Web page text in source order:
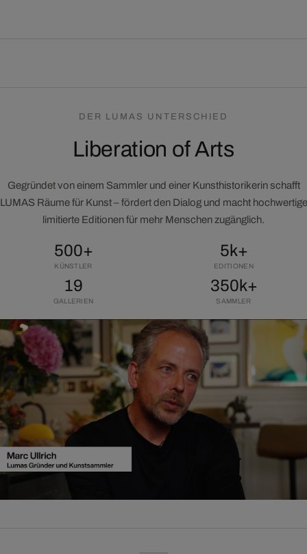
DER LUMAS UNTERSCHIED
Liberation of Arts
Gegründet von einem Sammler und einer Kunsthistorikerin schafft
LUMAS Räume für Kunst – fördert den Dialog und macht hochwertige
limitierte Editionen für mehr Menschen zugänglich.
500+
KÜNSTLER
5k+
EDITIONEN
19
GALLERIEN
350k+
SAMMLER